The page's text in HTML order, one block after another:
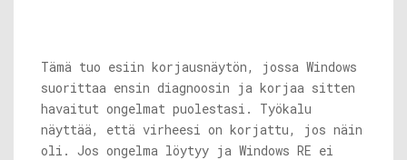
Tämä tuo esiin korjausnäytön, jossa Windows
suorittaa ensin diagnoosin ja korjaa sitten
havaitut ongelmat puolestasi. Työkalu
näyttää, että virheesi on korjattu, jos näin
oli. Jos ongelma löytyy ja Windows RE ei